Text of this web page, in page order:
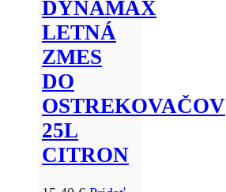
DYNAMAX
LETNÁ
ZMES
DO
OSTREKOVAČOV
25L
CITRON